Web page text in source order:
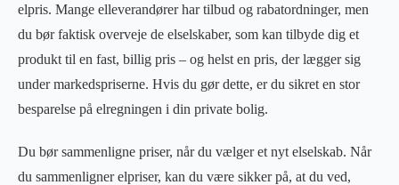
elpris. Mange elleverandører har tilbud og rabatordninger, men
du bør faktisk overveje de elselskaber, som kan tilbyde dig et
produkt til en fast, billig pris – og helst en pris, der lægger sig
under markedspriserne. Hvis du gør dette, er du sikret en stor
besparelse på elregningen i din private bolig.
Du bør sammenligne priser, når du vælger et nyt elselskab. Når
du sammenligner elpriser, kan du være sikker på, at du ved,